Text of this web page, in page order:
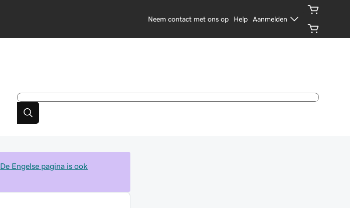
Neem contact met ons op Help Aanmelden
De Engelse pagina is ook